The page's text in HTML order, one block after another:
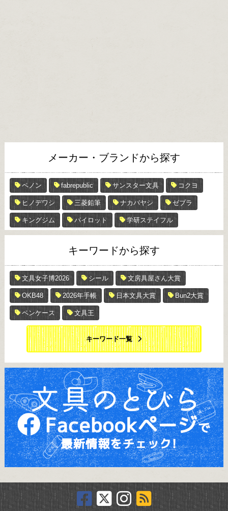
メーカー・ブランドから探す
ペノン fabrepublic サンスター文具 コクヨ
ヒノデワシ 三菱鉛筆 ナカバヤシ ゼブラ
キングジム パイロット 学研ステイフル
キーワードから探す
文具女子博2026 シール 文房具屋さん大賞
OKB48 2026年手帳 日本文具大賞 Bun2大賞
ペンケース 文具王
キーワード一覧